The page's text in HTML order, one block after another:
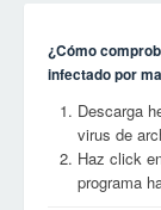
¿Cómo
infectado por
Descarga
virus de
Haz click
programa